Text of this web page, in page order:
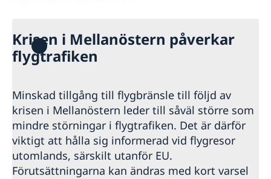
Krisen i Mellanöstern påverkar
flygtrafiken
Minskad tillgång till flygbränsle till följd av
krisen i Mellanöstern leder till såväl större som
mindre störningar i flygtrafiken. Det är därför
viktigt att hålla sig informerad vid flygresor
utomlands, särskilt utanför EU.
Förutsättningarna kan ändras med kort varsel